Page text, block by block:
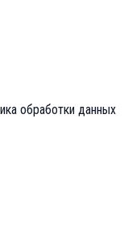
обработки данных